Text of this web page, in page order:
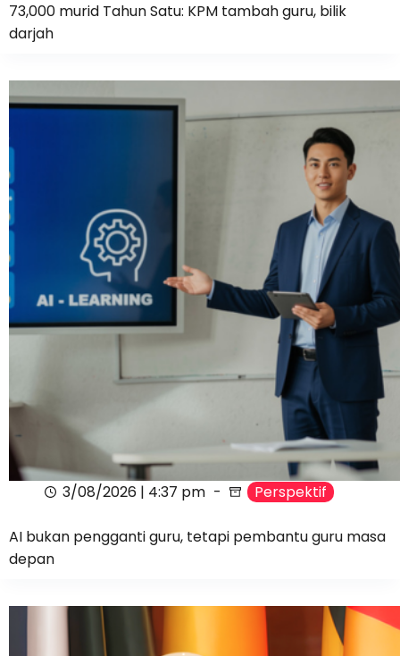
73,000 murid Tahun Satu: KPM tambah guru, bilik
darjah
3/08/2026 | 4:37 pm Perspektif
AI bukan pengganti guru, tetapi pembantu guru masa
depan